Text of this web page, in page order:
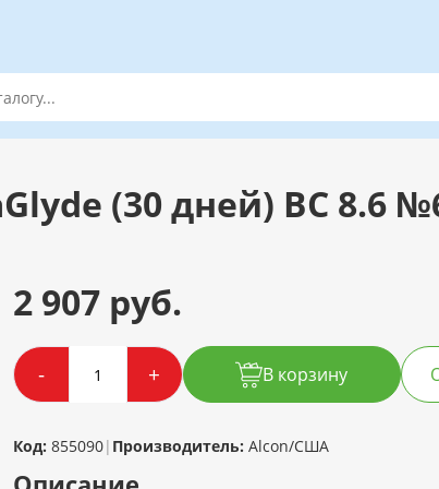
(30 дней) BC 8.6
2 907 руб.
- + В корзину
Код: 855090| Производитель: Alcon/США